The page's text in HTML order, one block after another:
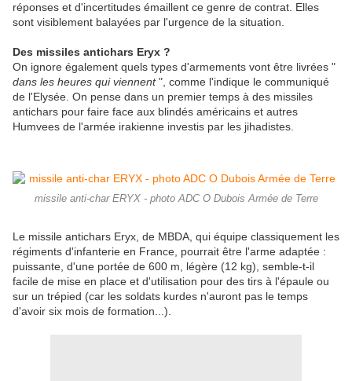
réponses et d'incertitudes émaillent ce genre de contrat. Elles
sont visiblement balayées par l'urgence de la situation.
Des missiles antichars Eryx ?
On ignore également quels types d'armements vont être livrées "
dans les heures qui viennent", comme l'indique le communiqué
de l'Elysée. On pense dans un premier temps à des missiles
antichars pour faire face aux blindés américains et autres
Humvees de l'armée irakienne investis par les jihadistes.
missile anti-char ERYX - photo ADC O Dubois Armée de Terre
Le missile antichars Eryx, de MBDA, qui équipe classiquement les
régiments d'infanterie en France, pourrait être l'arme adaptée :
puissante, d'une portée de 600 m, légère (12 kg), semble-t-il
facile de mise en place et d'utilisation pour des tirs à l'épaule ou
sur un trépied (car les soldats kurdes n'auront pas le temps
d'avoir six mois de formation...).